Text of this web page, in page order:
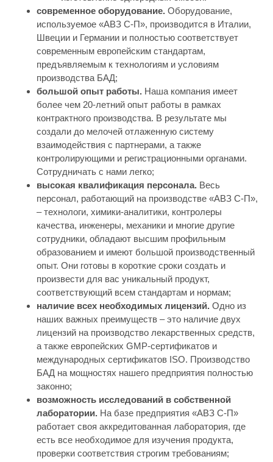
современное оборудование. Оборудование,
используемое «АВЗ С-П», производится в Италии,
Швеции и Германии и полностью соответствует
современным европейским стандартам,
предъявляемым к технологиям и условиям
производства БАД;
большой опыт работы. Наша компания имеет
более чем 20-летний опыт работы в рамках
контрактного производства. В результате мы
создали до мелочей отлаженную систему
взаимодействия с партнерами, а также
контролирующими и регистрационными органами.
Сотрудничать с нами легко;
высокая квалификация персонала. Весь
персонал, работающий на производстве «АВЗ С-П»,
– технологи, химики-аналитики, контролеры
качества, инженеры, механики и многие другие
сотрудники, обладают высшим профильным
образованием и имеют большой производственный
опыт. Они готовы в короткие сроки создать и
произвести для вас уникальный продукт,
соответствующий всем стандартам и нормам;
наличие всех необходимых лицензий. Одно из
наших важных преимуществ – это наличие двух
лицензий на производство лекарственных средств,
а также европейских GMP-сертификатов и
международных сертификатов ISO. Производство
БАД на мощностях нашего предприятия полностью
законно;
возможность исследований в собственной
лаборатории. На базе предприятия «АВЗ С-П»
работает своя аккредитованная лаборатория, где
есть все необходимое для изучения продукта,
проверки соответствия строгим требованиям;